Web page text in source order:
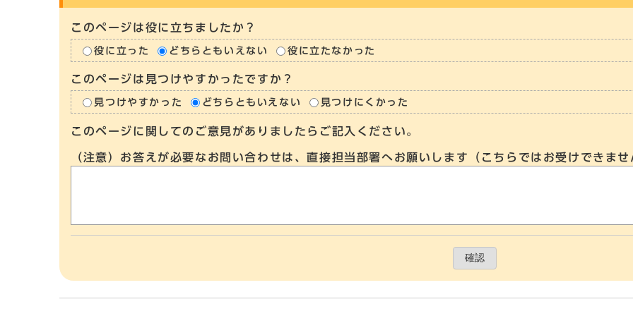
このページは役に立ちましたか？
役に立った どちらともいえない 役に立たなかった
このページは見つけやすかったですか？
見つけやすかった どちらともいえない 見つけにくかった
このページに関してのご意見がありましたらご記入ください。
（注意）お答えが必要なお問い合わせは、直接担当部署へお願いします（こちらではお受けできま
確認